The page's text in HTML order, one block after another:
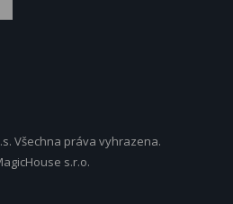
Všechna práva vyhrazena.
s.r.o.